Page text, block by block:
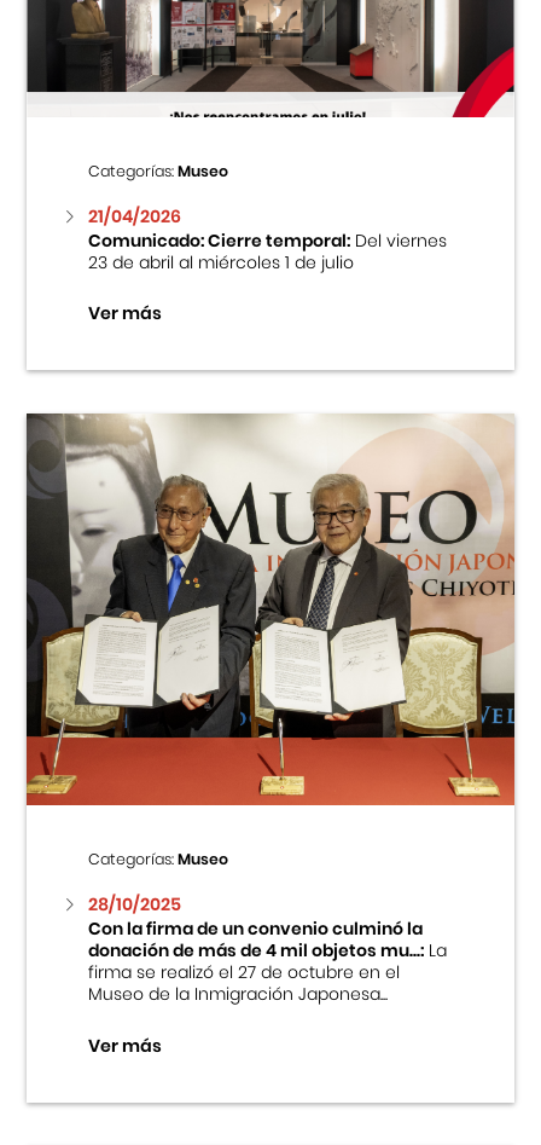
Centro Cultural Peruano Japonés
Museo de la Inmigración Japonesa
Fondo Editorial
Teatro Peruano Japonés
Categorías:Museo
21/04/2026
Comunicado: Cierre temporal:Del viernes
23 de abril al miércoles 1 de julio
Ver más
Categorías:Museo
28/10/2025
Con la firma de un convenio culminó la
donación de más de 4 mil objetos mu...:La
firma se realizó el 27 de octubre en el
Museo de la Inmigración Japonesa...
Ver más